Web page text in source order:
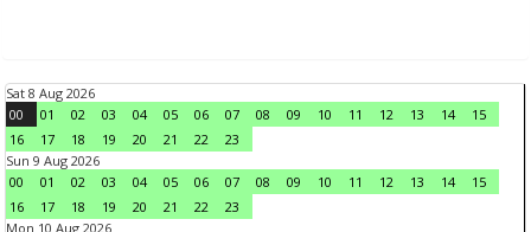
Sat 8 Aug 2026
00
01 02 03 04 05 06 07 08 09 10 11 12 13 14
15
16
17 18 19 20 21 22
23
Sun 9 Aug 2026
00
01 02 03 04 05 06 07 08 09 10 11 12 13 14
15
16
17 18 19 20 21 22
23
Mon 10 Aug 2026